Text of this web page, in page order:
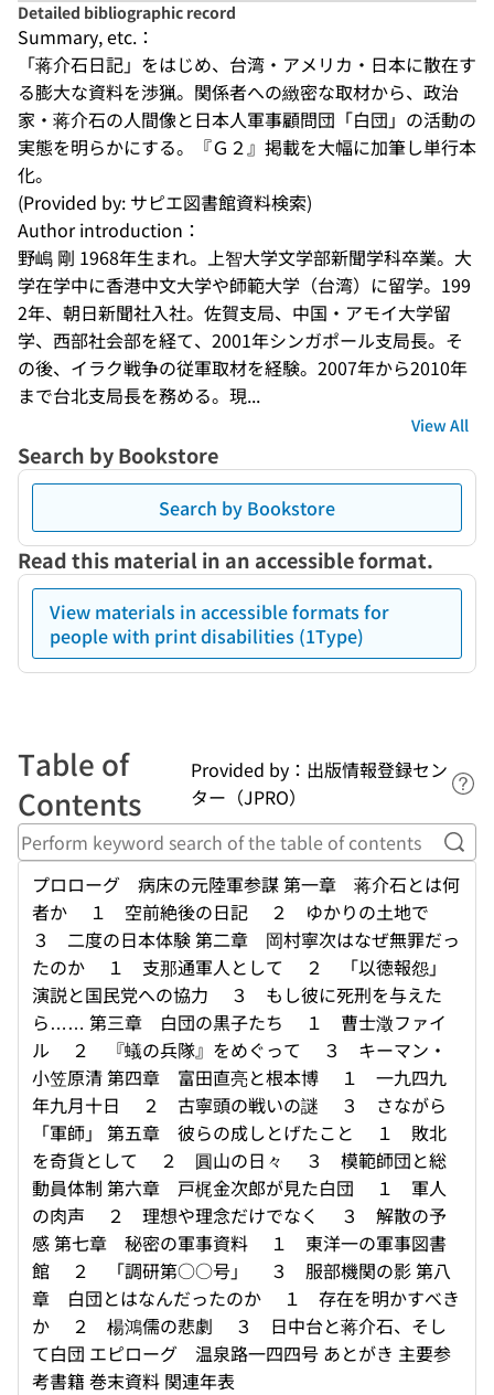
Detailed bibliographic record
Summary, etc.：
「蒋介石日記」をはじめ、台湾・アメリカ・日本に散在す
る膨大な資料を渉猟。関係者への緻密な取材から、政治
家・蒋介石の人間像と日本人軍事顧問団「白団」の活動の
実態を明らかにする。『Ｇ２』掲載を大幅に加筆し単行本
化。
(Provided by: サピエ図書館資料検索)
Author introduction：
野嶋 剛 1968年生まれ。上智大学文学部新聞学科卒業。大
学在学中に香港中文大学や師範大学（台湾）に留学。199
2年、朝日新聞社入社。佐賀支局、中国・アモイ大学留
学、西部社会部を経て、2001年シンガポール支局長。そ
の後、イラク戦争の従軍取材を経験。2007年から2010年
まで台北支局長を務める。現...
View All
Search by Bookstore
Search by Bookstore
Read this material in an accessible format.
View materials in accessible formats for
people with print disabilities (1Type)
Table of
Contents
Provided by：出版情報登録セン
ター（JPRO）
プロローグ 病床の元陸軍参謀 第一章 蒋介石とは何
者か １ 空前絶後の日記 ２ ゆかりの土地で
３ 二度の日本体験 第二章 岡村寧次はなぜ無罪だっ
たのか １ 支那通軍人として ２ 「以徳報怨」
演説と国民党への協力 ３ もし彼に死刑を与えた
ら…… 第三章 白団の黒子たち １ 曹士澂ファイ
ル ２ 『蟻の兵隊』をめぐって ３ キーマン・
小笠原清 第四章 富田直亮と根本博 １ 一九四九
年九月十日 ２ 古寧頭の戦いの謎 ３ さながら
「軍師」 第五章 彼らの成しとげたこと １ 敗北
を奇貨として ２ 圓山の日々 ３ 模範師団と総
動員体制 第六章 戸梶金次郎が見た白団 １ 軍人
の肉声 ２ 理想や理念だけでなく ３ 解散の予
感 第七章 秘密の軍事資料 １ 東洋一の軍事図書
館 ２ 「調研第○○号」 ３ 服部機関の影 第八
章 白団とはなんだったのか １ 存在を明かすべき
か ２ 楊鴻儒の悲劇 ３ 日中台と蒋介石、そし
て白団 エピローグ 温泉路一四四号 あとがき 主要参
考書籍 巻末資料 関連年表